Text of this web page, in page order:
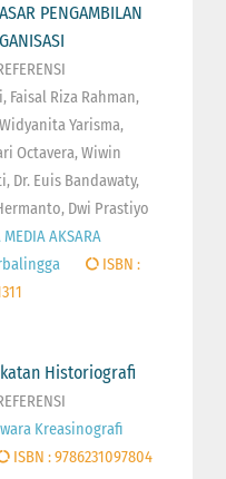
PENGAMBILAN
Riza Rahman,
Yarisma,
Octavera, Wiwin
Dr. Euis Bandawaty,
Dwi Prastiyo
MEDIA AKSARA
ISBN :
Historiografi
Kreasinografi
ISBN : 9786231097804